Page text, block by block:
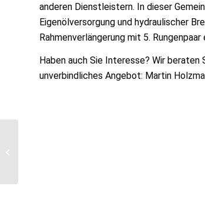
anderen Dienstleistern. In dieser
Eigenölversorgung und hydraulischer
Rahmenverlängerung mit 5.
Haben auch Sie Interesse? Wir beraten
unverbindliches Angebot: Martin